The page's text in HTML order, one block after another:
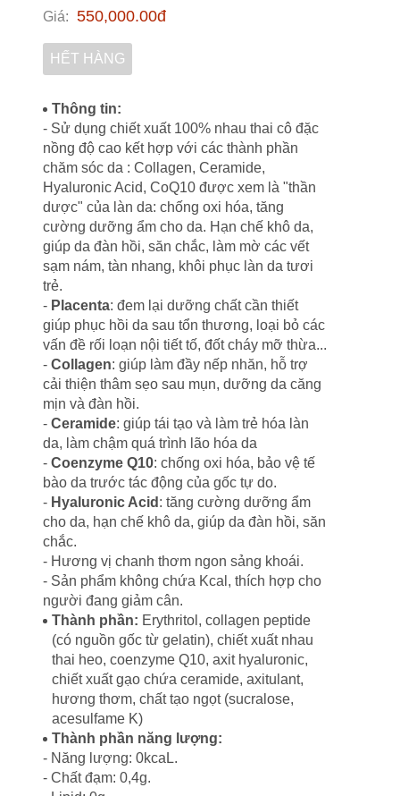
Giá: 550,000.00đ
HẾT HÀNG
Thông tin:
- Sử dụng chiết xuất 100% nhau thai cô đặc
nồng độ cao kết hợp với các thành phần
chăm sóc da : Collagen, Ceramide,
Hyaluronic Acid, CoQ10 được xem là "thần
dược" của làn da: chống oxi hóa, tăng
cường dưỡng ẩm cho da. Hạn chế khô da,
giúp da đàn hồi, săn chắc, làm mờ các vết
sạm nám, tàn nhang, khôi phục làn da tươi
trẻ.
- Placenta: đem lại dưỡng chất cần thiết
giúp phục hồi da sau tổn thương, loại bỏ các
vấn đề rối loạn nội tiết tố, đốt cháy mỡ thừa...
- Collagen: giúp làm đầy nếp nhăn, hỗ trợ
cải thiện thâm sẹo sau mụn, dưỡng da căng
mịn và đàn hồi.
- Ceramide: giúp tái tạo và làm trẻ hóa làn
da, làm chậm quá trình lão hóa da
- Coenzyme Q10: chống oxi hóa, bảo vệ tế
bào da trước tác động của gốc tự do.
- Hyaluronic Acid : tăng cường dưỡng ẩm
cho da, hạn chế khô da, giúp da đàn hồi, săn
chắc.
- Hương vị chanh thơm ngon sảng khoái.
- Sản phẩm không chứa Kcal, thích hợp cho
người đang giảm cân.
Thành phần: Erythritol, collagen peptide
(có nguồn gốc từ gelatin), chiết xuất nhau
thai heo, coenzyme Q10, axit hyaluronic,
chiết xuất gạo chứa ceramide, axitulant,
hương thơm, chất tạo ngọt (sucralose,
acesulfame K)
Thành phần năng lượng:
- Năng lượng: 0kcaL.
- Chất đạm: 0,4g.